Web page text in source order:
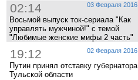
03 Февраля 2016
02:14
Восьмой выпуск ток-сериала "Как
управлять мужчиной!" с темой
"Любимые женские мифы 2 часть"
02 Февраля 2016
19:12
Путин принял отставку губернатора
Тульской области